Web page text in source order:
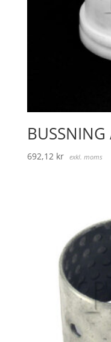
692,12 kr exkl. moms